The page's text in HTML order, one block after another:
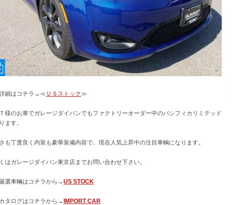
細はコチラ→≪ ＵＳストック≫
様のお車でガレージダイバンでもファクトリーオーダー中のパシフィカリミテッド
ます。
も丁度良く内装も豪華装備内容で、現在人気上昇中の注目車輌になります。
はガレージダイバン東京店までお問い合わせ下さい。
選車輛はコチラから→US STOCK
タログはコチラから→ IMPORT CAR